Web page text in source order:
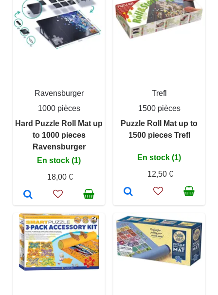
Ravensburger
1000 pièces
Hard Puzzle Roll Mat up
to 1000 pieces
Ravensburger
En stock (1)
18,00 €
Trefl
1500 pièces
Puzzle Roll Mat up to
1500 pieces Trefl
En stock (1)
12,50 €